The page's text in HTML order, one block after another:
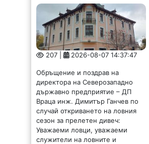
207 | 2026-08-07 14:37:47
Обръщение и поздрав на
директора на Северозападно
държавно предприятие – ДП
Враца инж. Димитър Ганчев по
случай откриването на ловния
сезон за прелетен дивеч:
Уважаеми ловци, уважаеми
служители на ловните и